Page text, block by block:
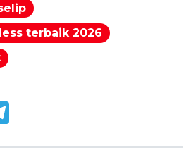
terbaik 2026